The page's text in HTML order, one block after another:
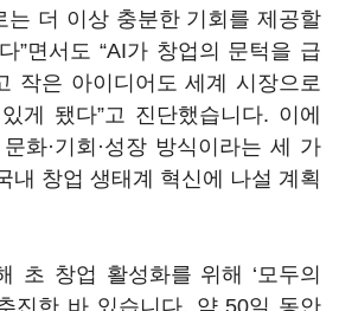
는 더 이상 충분한 기회를 제공할
”면서도 “AI가 창업의 문턱을 급
작은 아이디어도 세계 시장으로
게 됐다”고 진단했습니다. 이에
화·기회·성장 방식이라는 세 가
내 창업 생태계 혁신에 나설 계획
초 창업 활성화를 위해 ‘모두의
진한 바 있습니다. 약 50일 동안